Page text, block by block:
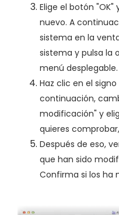
Elige el botón "OK"
nuevo. A
sistema en la
sistema y pulsa la
menú desplegable.
Haz clic en el
continuación,
modificación" y
quieres
Después de eso,
que han sido
Confirma si los ha